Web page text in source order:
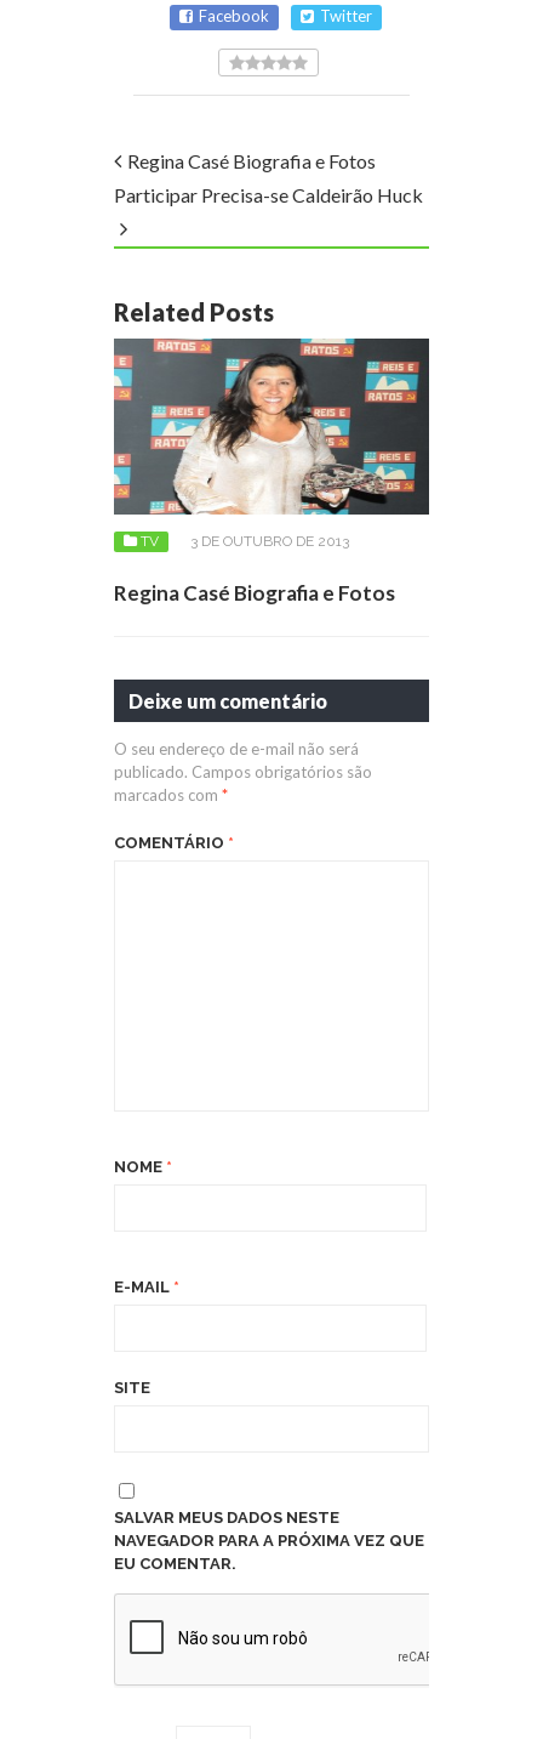
Facebook Twitter
Regina Casé Biografia e Fotos
Participar Precisa-se Caldeirão Huck
Related Posts
TV 3 DE OUTUBRO DE 2013
Regina Casé Biografia e Fotos
Deixe um comentário
O seu endereço de e-mail não será
publicado. Campos obrigatórios são
marcados com *
COMENTÁRIO *
NOME *
E-MAIL *
SITE
SALVAR MEUS DADOS NESTE
NAVEGADOR PARA A PRÓXIMA VEZ QUE
EU COMENTAR.